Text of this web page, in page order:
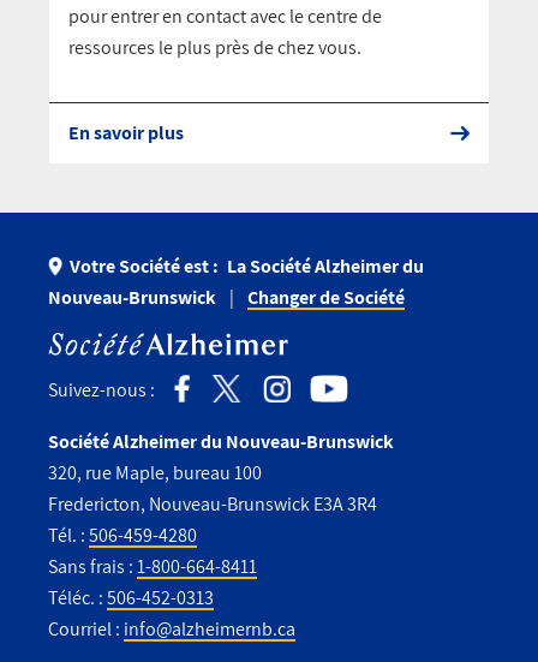
pour entrer en contact avec le centre de
ressources le plus près de chez vous.
En savoir plus
Votre Société est : La Société Alzheimer du
Nouveau-Brunswick
Changer de Société
Suivez-nous :
Société Alzheimer du Nouveau-Brunswick
320, rue Maple, bureau 100
Fredericton, Nouveau-Brunswick E3A 3R4
Tél. :506-459-4280
Sans frais :1-800-664-8411
Téléc. :506-452-0313
Courriel : info@alzheimernb.ca